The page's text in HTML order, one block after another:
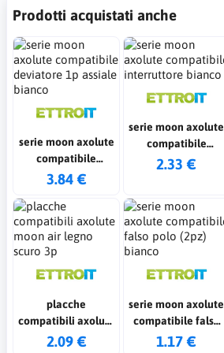
Prodotti acquistati anche
serie moon axolute
compatibile
deviatore 1p
3.84 €
serie moon axolute
compatibile
interruttore bianco
2.33 €
placche
compatibili axolute
moon air legno
2.09 €
serie moon axolute
compatibile falso
polo (2pz) bianco
1.17 €